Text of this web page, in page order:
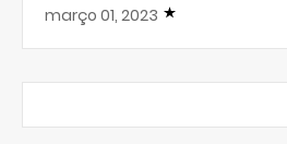
março 01, 2023